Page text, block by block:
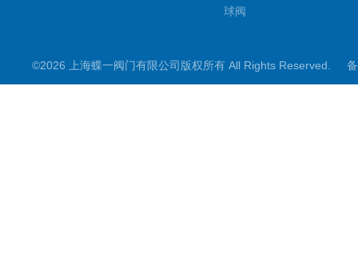
球阀
截止阀
©2026 上海蝶一阀门有限公司版权所有 All Rights Reserved.